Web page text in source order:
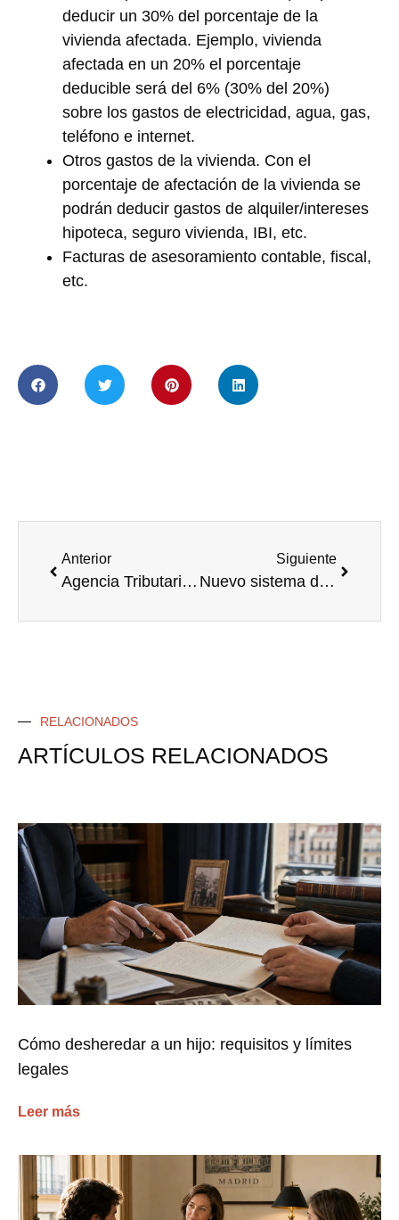
deducir un 30% del porcentaje de la
vivienda afectada. Ejemplo, vivienda
afectada en un 20% el porcentaje
deducible será del 6% (30% del 20%)
sobre los gastos de electricidad, agua, gas,
teléfono e internet.
Otros gastos de la vivienda. Con el
porcentaje de afectación de la vivienda se
podrán deducir gastos de alquiler/intereses
hipoteca, seguro vivienda, IBI, etc.
Facturas de asesoramiento contable, fiscal,
etc.
Anterior
Agencia Tributaria a la caza del coche de empresa
Siguiente
Nuevo sistema de cotización para los AUTÓNOMOS desde ENERO 2023. Real Decreto Ley 13/2022 ¿¿¿suben las cuotas???
RELACIONADOS
ARTÍCULOS RELACIONADOS
Cómo desheredar a un hijo: requisitos y límites
legales
Leer más